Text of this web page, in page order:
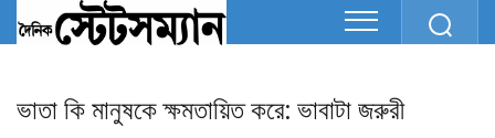
ভাতা কি মানুষকে ক্ষমতায়িত করে: ভাবাটা জরুরী